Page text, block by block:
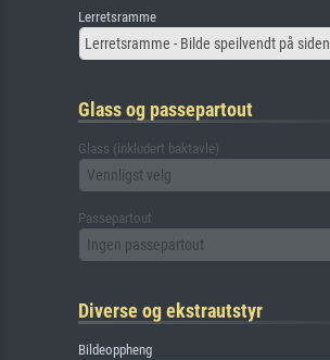
Lerretsramme
Lerretsramme - Bilde speilvendt på siden
Glass og passepartout
Glass (inkludert baktavle)
Vennligst velg
Passepartout
Ingen passepartout
Diverse og ekstrautstyr
Bildeoppheng